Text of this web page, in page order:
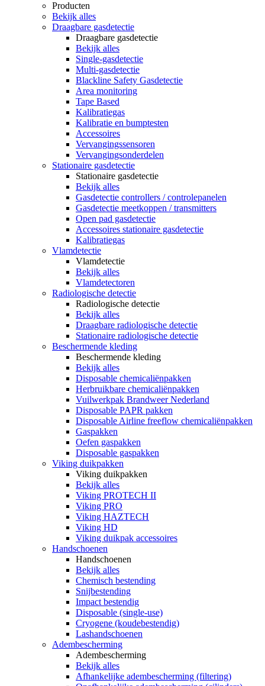
Producten
Bekijk alles
Draagbare gasdetectie
Draagbare gasdetectie
Bekijk alles
Single-gasdetectie
Multi-gasdetectie
Blackline Safety Gasdetectie
Area monitoring
Tape Based
Kalibratiegas
Kalibratie en bumptesten
Accessoires
Vervangingssensoren
Vervangingsonderdelen
Stationaire gasdetectie
Stationaire gasdetectie
Bekijk alles
Gasdetectie controllers / controlepanelen
Gasdetectie meetkoppen / transmitters
Open pad gasdetectie
Accessoires stationaire gasdetectie
Kalibratiegas
Vlamdetectie
Vlamdetectie
Bekijk alles
Vlamdetectoren
Radiologische detectie
Radiologische detectie
Bekijk alles
Draagbare radiologische detectie
Stationaire radiologische detectie
Beschermende kleding
Beschermende kleding
Bekijk alles
Disposable chemicaliënpakken
Herbruikbare chemicaliënpakken
Vuilwerkpak Brandweer Nederland
Disposable PAPR pakken
Disposable Airline freeflow chemicaliënpakken
Gaspakken
Oefen gaspakken
Disposable gaspakken
Viking duikpakken
Viking duikpakken
Bekijk alles
Viking PROTECH II
Viking PRO
Viking HAZTECH
Viking HD
Viking duikpak accessoires
Handschoenen
Handschoenen
Bekijk alles
Chemisch bestending
Snijbestending
Impact bestendig
Disposable (single-use)
Cryogene (koudebestendig)
Lashandschoenen
Adembescherming
Adembescherming
Bekijk alles
Afhankelijke adembescherming (filtering)